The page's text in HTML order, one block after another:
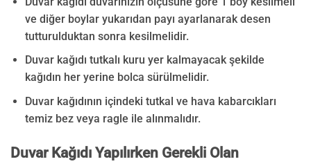
ve diğer boylar yukarıdan payı ayarlanarak desen
tutturulduktan sonra kesilmelidir.
Duvar kağıdı tutkalı kuru yer kalmayacak şekilde
kağıdın her yerine bolca sürülmelidir.
Duvar kağıdının içindeki tutkal ve hava kabarcıkları
temiz bez veya ragle ile alınmalıdır.
Duvar Kağıdı Yapılırken Gerekli Olan